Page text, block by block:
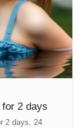
2 days
2 days, 24